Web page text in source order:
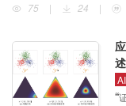
75
| 24 |
述
“